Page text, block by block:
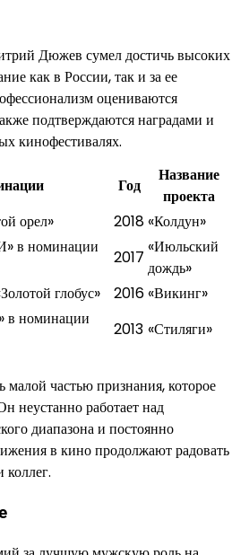
Дюжев сумел достичь высоких
как в России, так и за ее
оцениваются
подтверждаются наградами и
кинофестивалях.
Год
Название
проекта
орел»
2018 «Колдун»
в номинации
2017
«Июльский
дождь»
глобус»
2016 «Викинг»
в номинации
2013 «Стиляги»
частью признания, которое
работает над
диапазона и постоянно
в кино продолжают радовать